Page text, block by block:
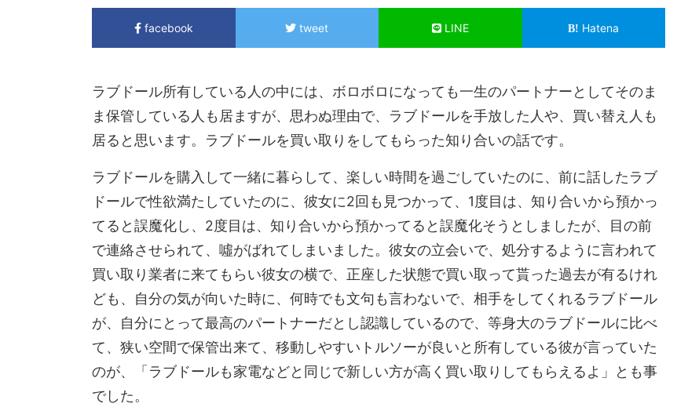
facebook tweet LINE Hatena
ラブドール所有している人の中には、ボロボロになっても一生のパートナーとしてそのま
ま保管している人も居ますが、思わぬ理由で、ラブドールを手放した人や、買い替え人も
居ると思います。ラブドールを買い取りをしてもらった知り合いの話です。
ラブドールを購入して一緒に暮らして、楽しい時間を過ごしていたのに、前に話したラブ
ドールで性欲満たしていたのに、彼女に2回も見つかって、1度目は、知り合いから預かっ
てると誤魔化し、2度目は、知り合いから預かってると誤魔化そうとしましたが、目の前
で連絡させられて、噓がばれてしまいました。彼女の立会いで、処分するように言われて
買い取り業者に来てもらい彼女の横で、正座した状態で買い取って貰った過去が有るけれ
ども、自分の気が向いた時に、何時でも文句も言わないで、相手をしてくれるラブドール
が、自分にとって最高のパートナーだとし認識しているので、等身大のラブドールに比べ
て、狭い空間で保管出来て、移動しやすいトルソーが良いと所有している彼が言っていた
のが、「ラブドールも家電などと同じで新しい方が高く買い取りしてもらえるよ」とも事
でした。